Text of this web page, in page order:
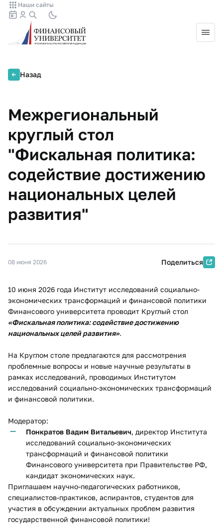
Наши сайты
Назад
Межрегиональный
круглый стол
"Фискальная политика:
содействие достижению
национальных целей
развития"
08 июня 2026 Поделиться
10 июня 2026 года Институт исследований социально-
экономических трансформаций и финансовой политики
Финансового университета проводит Круглый стол
«Фискальная политика: содействие достижению
национальных целей развития».
На Круглом столе предлагаются для рассмотрения
проблемные вопросы и новые научные результаты в
рамках исследований, проводимых Институтом
исследований социально-экономических трансформаций
и финансовой политики.
​Модератор:
Понкратов Вадим Витальевич, директор Института
исследований социально-экономических
трансформаций и финансовой политики
Финансового университета при Правительстве РФ,
кандидат экономических наук.
Приглашаем научно-педагогических работников,
специалистов-практиков, аспирантов, студентов для
участия в обсуждении актуальных проблем развития
государственной финансовой политики!